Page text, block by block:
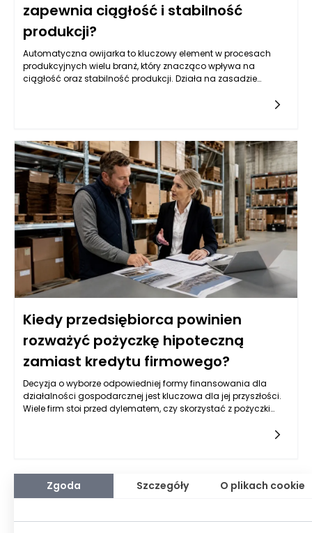
zapewnia ciągłość i stabilność
produkcji?
Automatyczna owijarka to kluczowy element w procesach
produkcyjnych wielu branż, który znacząco wpływa na
ciągłość oraz stabilność produkcji. Działa na zasadzie
nieprzerwaną linię produkcyjną, eliminując przestoje związane
z ręcznym pakowaniem towarów. W przypadku modernizacji
linii produkcyjnej, automatyczne owijarki przyczyniają się do
optymalizacji procesów, co pozwala na zwiększenie
wydajności przy zachowaniu wysokiej jakości pakowania.
Kiedy przedsiębiorca powinien
rozważyć pożyczkę hipoteczną
zamiast kredytu firmowego?
Decyzja o wyborze odpowiedniej formy finansowania dla
działalności gospodarcznej jest kluczowa dla jej przyszłości.
Wiele firm stoi przed dylematem, czy skorzystać z pożyczki
kapitału na większe inwestycje, takie jak zakup nieruchomości
czy sfinansowanie rozbudowy zakładu, pożyczka hipoteczna
może okazać się bardziej korzystna niż krótkoterminowe
Zgoda Szczegóły O plikach cookie